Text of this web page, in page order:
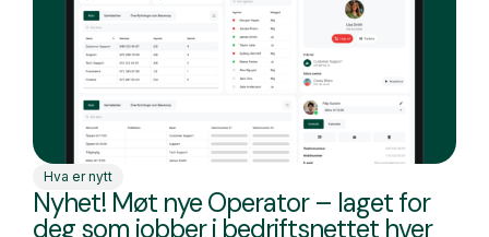
Hva er nytt
Nyhet! Møt nye Operator – laget for
deg som jobber i bedriftsnettet hver